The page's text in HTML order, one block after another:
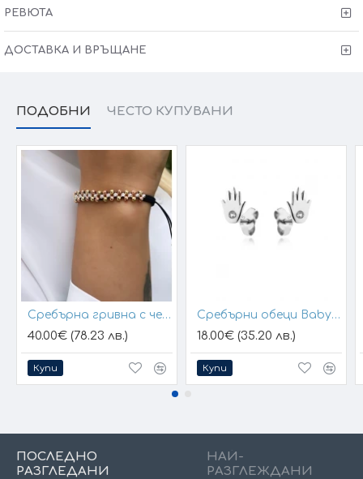
РЕВЮТА
ДОСТАВКА И ВРЪЩАНЕ
ПОДОБНИ ЧЕСТО КУПУВАНИ
Сребърна гривна с черен конец и позлатени топчета
40.00€ (78.23 лв.)
Купи
Сребърни обеци Baby Hands
18.00€ (35.20 лв.)
Купи
ПОСЛЕДНО
РАЗГЛЕДАНИ
НАЙ-
РАЗГЛЕЖДАНИ